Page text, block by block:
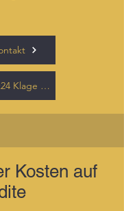
Check24 Klage vom 05.2021 Landgericht Frankfurt
Kosten auf